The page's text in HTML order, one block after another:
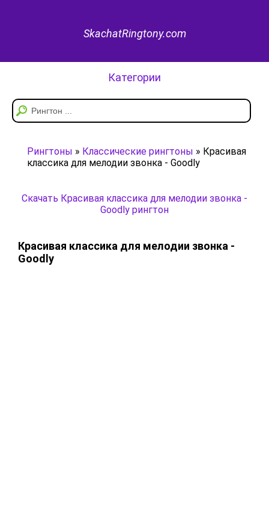
SkachatRingtony.com
Категории
Рингтоны » Классические рингтоны » Красивая
классика для мелодии звонка - Goodly
Скачать Красивая классика для мелодии звонка -
Goodly рингтон
Красивая классика для мелодии звонка -
Goodly